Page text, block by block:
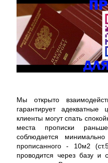
Мы открыто
гарантирует
клиенты могут спать
места прописки
соблюдается
прописанного - 10м2
проводится через базу и